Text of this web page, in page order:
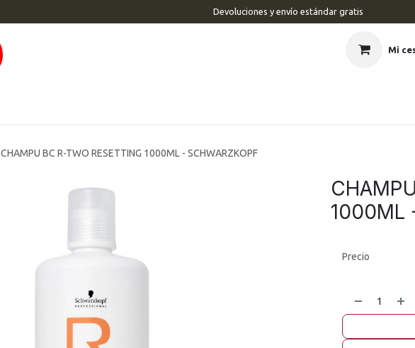
Devoluciones y envío estándar gratis
Mi
CHAMPU BC R-TWO RESETTING 1000ML - SCHWARZKOPF
1000ML
Precio